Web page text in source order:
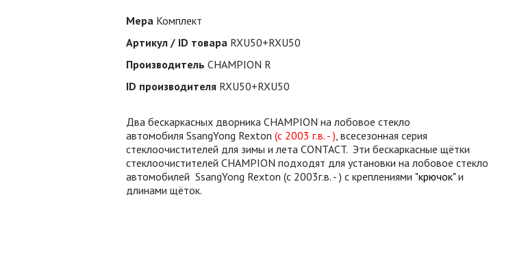
Мера Комплект
Артикул / ID товара RXU50+RXU50
Производитель CHAMPION R
ID производителя RXU50+RXU50
Два бескаркасных дворника CHAMPION на лобовое стекло
автомобиляSsangYong Rexton(с 2003 г.в. - ), всесезонная серия
стеклоочистителей для зимы и лета CONTACT.Эти бескаркасные щётки
стеклоочистителей CHAMPION подходят для установки на лобовое стекло
автомобилей SsangYong Rexton (с 2003г.в. - ) с креплениями "крючок"и
длинами щёток.